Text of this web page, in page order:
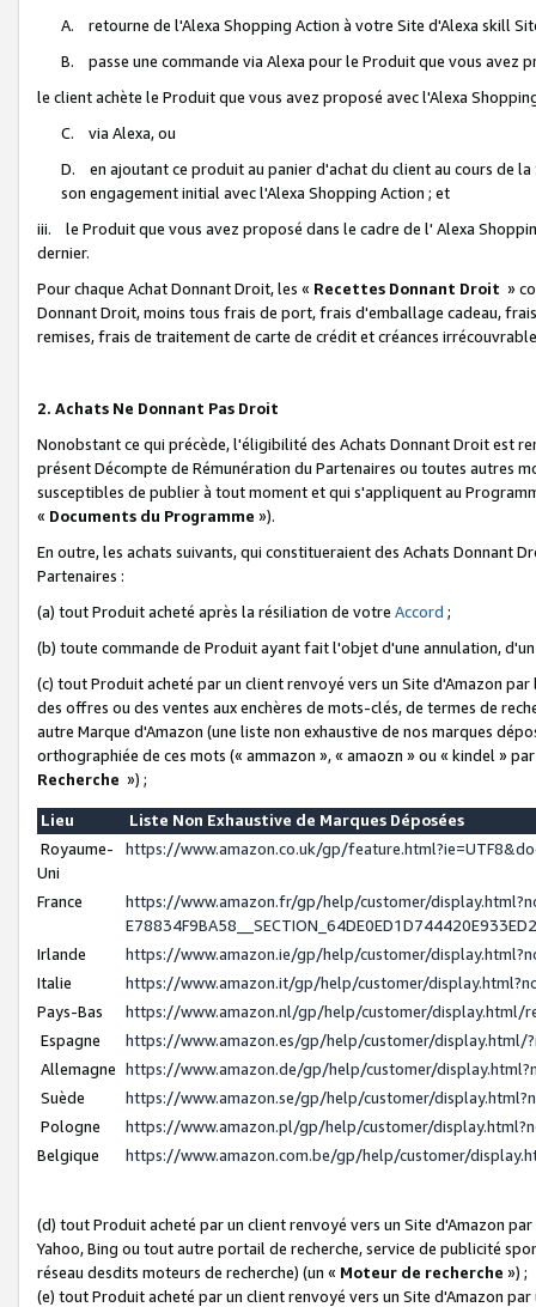
A. retourne de l'Alexa Shopping Action à votre Site d'Alexa skill
B. passe une commande via Alexa pour le Produit que vous avez
le client achète le Produit que vous avez proposé avec l'Alexa
C. via Alexa, ou
D. en ajoutant ce produit au panier d'achat du client au cours de
son engagement initial avec l'Alexa Shopping Action ; et
iii. le Produit que vous avez proposé dans le cadre de l' Alexa
dernier.
Pour chaque Achat Donnant Droit, les « Recettes Donnant Droit »
Donnant Droit, moins tous frais de port, frais d'emballage cadeau,
remises, frais de traitement de carte de crédit et créances
2. Achats Ne Donnant Pas Droit
Nonobstant ce qui précède, l'éligibilité des Achats Donnant Droit est
présent Décompte de Rémunération du Partenaires ou toutes autres
susceptibles de publier à tout moment et qui s'appliquent au
« Documents du Programme »).
En outre, les achats suivants, qui constitueraient des Achats Donnant
Partenaires :
(a) tout Produit acheté après la résiliation de votre Accord ;
(b) toute commande de Produit ayant fait l'objet d'une annulation,
(c) tout Produit acheté par un client renvoyé vers un Site d'Amazon
des offres ou des ventes aux enchères de mots-clés, de termes de
autre Marque d'Amazon (une liste non exhaustive de nos marques
orthographiée de ces mots (« ammazon », « amaozn » ou « kindel »
Recherche ») ;
Lieu
Liste Non Exhaustive de Marques Déposées
Royaume-
Uni
https://www.amazon.co.uk/gp/
France
https://www.amazon.fr/gp/help/customer/
Irlande
https://www.amazon.ie/gp/help/customer/
Italie
https://www.amazon.it/gp/help/customer/
Pays-Bas
https://www.amazon.nl/gp/help/customer/display.html/
Espagne
https://www.amazon.es/gp/help/customer/display.html/
Allemagne https://www.amazon.de/gp/help/customer/
Suède
https://www.amazon.se/gp/help/customer/
Pologne
https://www.amazon.pl/gp/help/customer/
Belgique
https://www.amazon.com.be/gp/help/customer/
(d) tout Produit acheté par un client renvoyé vers un Site d'Amazon
Yahoo, Bing ou tout autre portail de recherche, service de publicité
réseau desdits moteurs de recherche) (un « Moteur de recherche ») ;
(e) tout Produit acheté par un client renvoyé vers un Site d'Amazon